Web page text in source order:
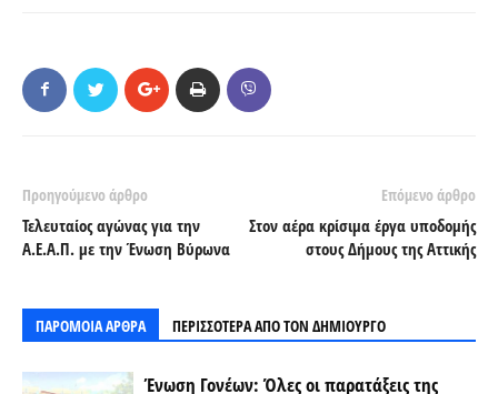
Προηγούμενο άρθρο
Τελευταίος αγώνας για την
Α.Ε.Α.Π. με την Ένωση Βύρωνα
Επόμενο άρθρο
Στον αέρα κρίσιμα έργα υποδομής
στους Δήμους της Αττικής
ΠΑΡΟΜΟΙΑ ΑΡΘΡΑ ΠΕΡΙΣΣΟΤΕΡΑ ΑΠΟ ΤΟΝ ΔΗΜΙΟΥΡΓΟ
Ένωση Γονέων: Όλες οι παρατάξεις της